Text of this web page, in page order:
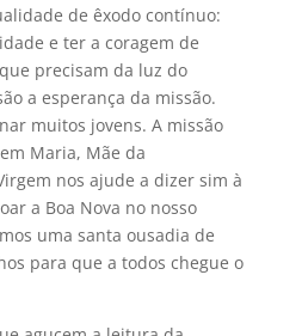
de êxodo contínuo:
e ter a coragem de
precisam da luz do
a esperança da missão.
muitos jovens. A missão
Maria, Mãe da
nos ajude a dizer sim à
a Boa Nova no nosso
uma santa ousadia de
para que a todos chegue o